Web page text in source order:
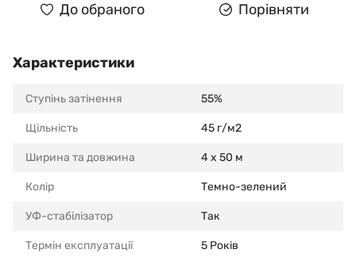
До обраного Порівняти
Характеристики
Ступінь затінення 55%
Щільність 45 г/м2
Ширина та довжина 4 x 50 м
Колір Темно-зелений
УФ-стабілізатор Так
Термін експлуатації 5 Років